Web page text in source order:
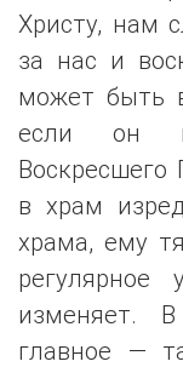
Христу, нам
за нас и
может быть
если он
Воскресшего
в храм
храма, ему
регулярное
изменяет.
главное —